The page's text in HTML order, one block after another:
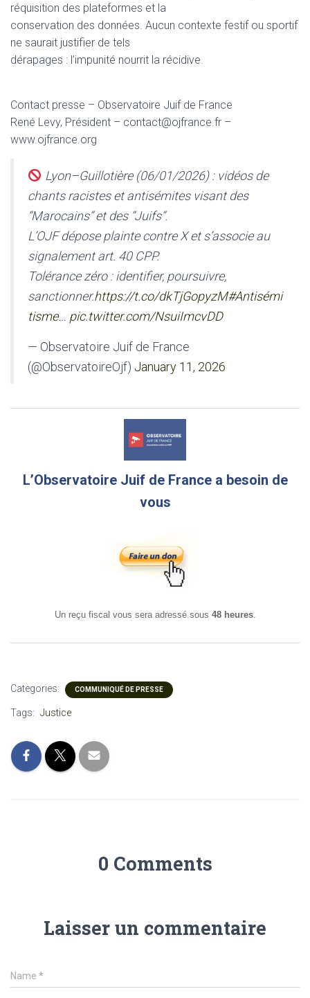
réquisition des plateformes et la
conservation des données. Aucun contexte festif ou sportif
ne saurait justifier de tels
dérapages : l’impunité nourrit la récidive.
Contact presse – Observatoire Juif de France
René Levy, Président – contact@ojfrance.fr –
www.ojfrance.org
Lyon–Guillotière (06/01/2026) : vidéos de
chants racistes et antisémites visant des
“Marocains” et des “Juifs”.
L’OJF dépose plainte contre X et s’associe au
signalement art. 40 CPP.
Tolérance zéro : identifier, poursuivre,
sanctionner.https://t.co/dkTjGopyzM#Antisémi
tisme… pic.twitter.com/NsuiImcvDD
— Observatoire Juif de France
(@ObservatoireOjf) January 11, 2026
L’Observatoire Juif de France a besoin de
vous
Un reçu fiscal vous sera adressé sous 48 heures.
Categories: COMMUNIQUÉ DE PRESSE
Tags: Justice
0 Comments
Laisser un commentaire
Name *